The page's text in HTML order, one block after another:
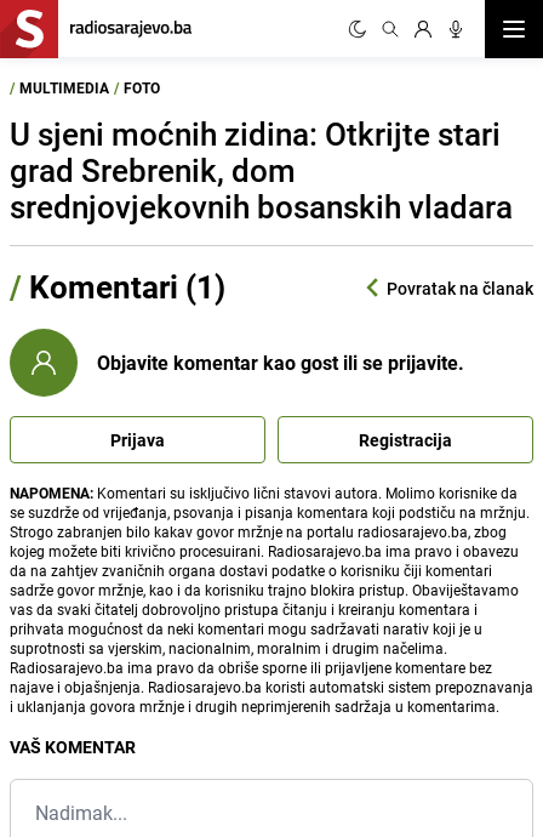
/ MULTIMEDIA / FOTO
U sjeni moćnih zidina: Otkrijte stari
grad Srebrenik, dom
srednjovjekovnih bosanskih vladara
/ Komentari (1) Povratak na članak
Objavite komentar kao gost ili se prijavite.
Prijava Registracija
NAPOMENA: Komentari su isključivo lični stavovi autora. Molimo korisnike da
se suzdrže od vrijeđanja, psovanja i pisanja komentara koji podstiču na mržnju.
Strogo zabranjen bilo kakav govor mržnje na portalu radiosarajevo.ba, zbog
kojeg možete biti krivično procesuirani. Radiosarajevo.ba ima pravo i obavezu
da na zahtjev zvaničnih organa dostavi podatke o korisniku čiji komentari
sadrže govor mržnje, kao i da korisniku trajno blokira pristup. Obaviještavamo
vas da svaki čitatelj dobrovoljno pristupa čitanju i kreiranju komentara i
prihvata mogućnost da neki komentari mogu sadržavati narativ koji je u
suprotnosti sa vjerskim, nacionalnim, moralnim i drugim načelima.
Radiosarajevo.ba ima pravo da obriše sporne ili prijavljene komentare bez
najave i objašnjenja. Radiosarajevo.ba koristi automatski sistem prepoznavanja
i uklanjanja govora mržnje i drugih neprimjerenih sadržaja u komentarima.
VAŠ KOMENTAR